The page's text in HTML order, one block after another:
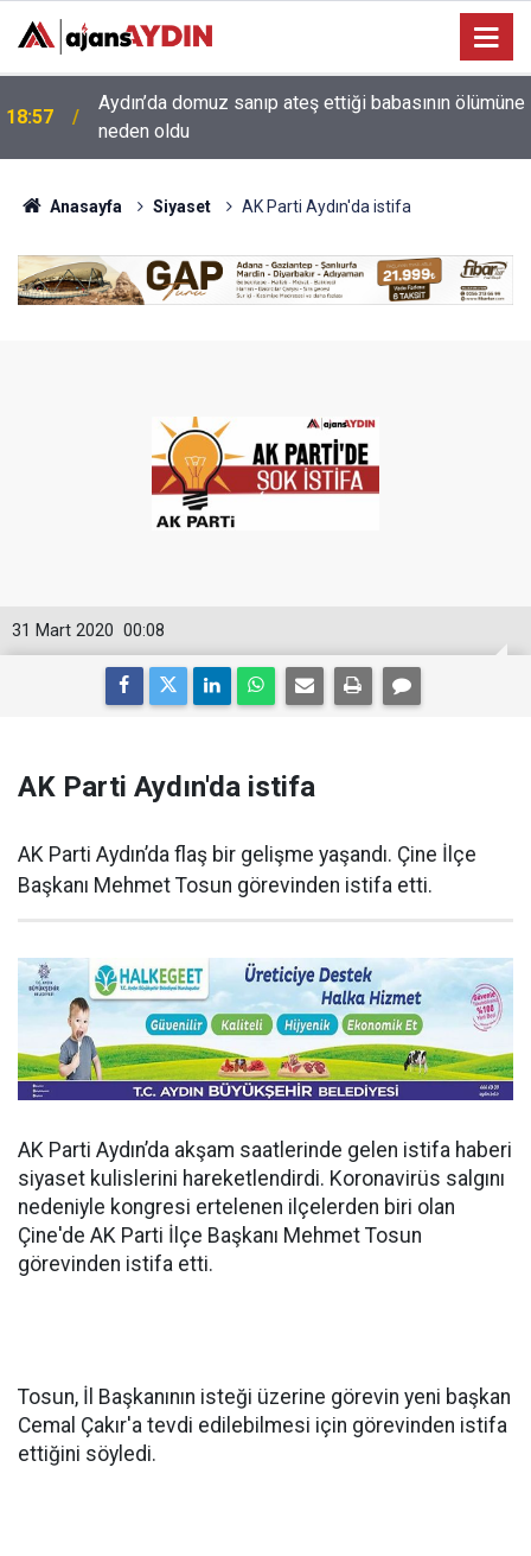
18:13 Yeni Parti'nin Aydın kurucu yönetimi belli oldu
Anasayfa Siyaset AK Parti Aydın'da istifa
00:08
31 Mart 2020
AK Parti Aydın'da istifa
AK Parti Aydın’da flaş bir gelişme yaşandı. Çine İlçe
Başkanı Mehmet Tosun görevinden istifa etti.
AK Parti Aydın’da akşam saatlerinde gelen istifa haberi
siyaset kulislerini hareketlendirdi. Koronavirüs salgını
nedeniyle kongresi ertelenen ilçelerden biri olan
Çine'de AK Parti İlçe Başkanı Mehmet Tosun
görevinden istifa etti.
Tosun, İl Başkanının isteği üzerine görevin yeni başkan
Cemal Çakır'a tevdi edilebilmesi için görevinden istifa
ettiğini söyledi.